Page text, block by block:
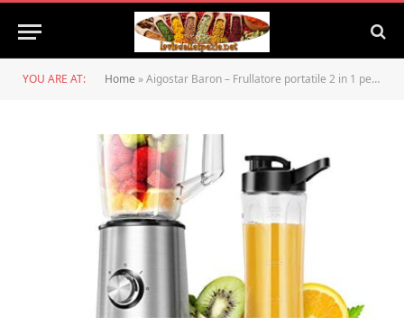
YOU ARE AT: Home »Aigostar Baron – Frullatore portatile 2 in 1 per frutta e verdura. 350W e 1L, inclusa una bottiglia Tritan BPA FREE da 600mL. Corpo in acciaio inox e 2 controlli di velocità.